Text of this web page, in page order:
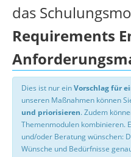
das
Requirements
Dies ist nur einVorschlag für
unseren Maßnahmen können
und priorisieren. Zudem
Themenmodulen kombinieren.
und/oder Beratung wünschen:
Wünsche und Bedürfnisse